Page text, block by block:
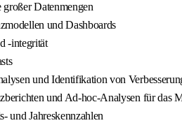
Datenmengen
und Dashboards
-integrität
und Identifikation von
und Ad-hoc-Analysen für das
und Jahreskennzahlen